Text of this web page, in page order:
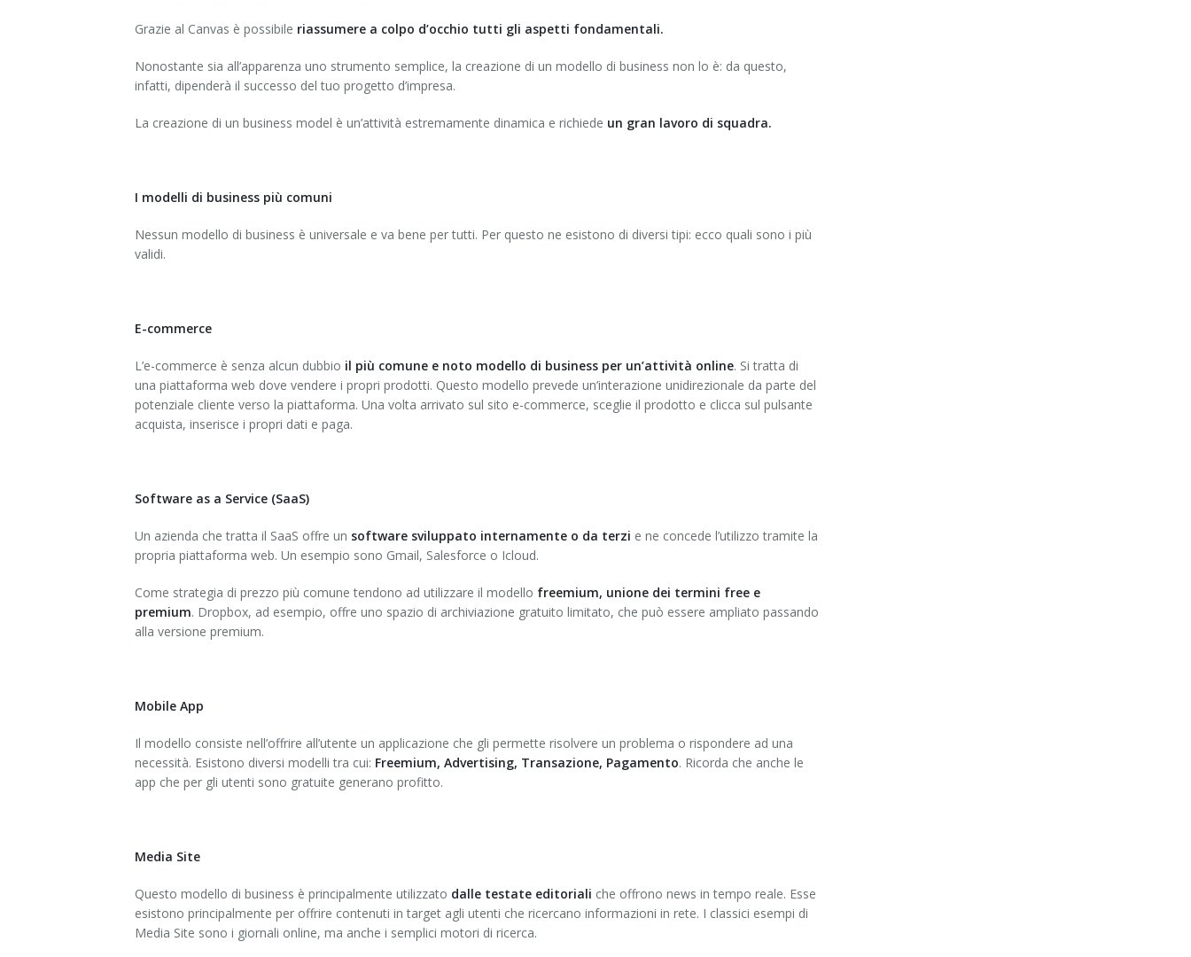
Grazie al Canvas è possibile riassumere a colpo d’occhio tutti gli aspetti fondamentali.
Nonostante sia all’apparenza uno strumento semplice, la creazione di un modello di business non lo è: da questo,
infatti, dipenderà il successo del tuo progetto d’impresa.
La creazione di un business model è un’attività estremamente dinamica e richiede un gran lavoro di squadra.
I modelli di business più comuni
Nessun modello di business è universale e va bene per tutti. Per questo ne esistono di diversi tipi: ecco quali sono i più
validi.
E-commerce
L’e-commerce è senza alcun dubbio il più comune e noto modello di business per un’attività online. Si tratta di
una piattaforma web dove vendere i propri prodotti. Questo modello prevede un’interazione unidirezionale da parte del
potenziale cliente verso la piattaforma. Una volta arrivato sul sito e-commerce, sceglie il prodotto e clicca sul pulsante
acquista, inserisce i propri dati e paga.
Software as a Service (SaaS)
Un azienda che tratta il SaaS offre un software sviluppato internamente o da terzi e ne concede l’utilizzo tramite la
propria piattaforma web. Un esempio sono Gmail, Salesforce o Icloud.
Come strategia di prezzo più comune tendono ad utilizzare il modello freemium, unione dei termini free e
premium. Dropbox, ad esempio, offre uno spazio di archiviazione gratuito limitato, che può essere ampliato passando
alla versione premium.
Mobile App
Il modello consiste nell’offrire all’utente un applicazione che gli permette risolvere un problema o rispondere ad una
necessità. Esistono diversi modelli tra cui: Freemium, Advertising, Transazione, Pagamento. Ricorda che anche le
app che per gli utenti sono gratuite generano profitto.
Media Site
Questo modello di business è principalmente utilizzato dalle testate editoriali che offrono news in tempo reale. Esse
esistono principalmente per offrire contenuti in target agli utenti che ricercano informazioni in rete. I classici esempi di
Media Site sono i giornali online, ma anche i semplici motori di ricerca.